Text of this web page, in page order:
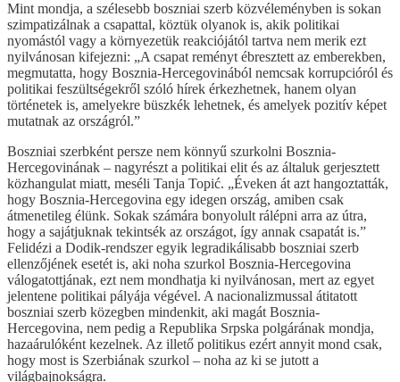
Mint mondja, a szélesebb boszniai szerb közvéleményben is sokan
szimpatizálnak a csapattal, köztük olyanok is, akik politikai
nyomástól vagy a környezetük reakciójától tartva nem merik ezt
nyilvánosan kifejezni: „A csapat reményt ébresztett az emberekben,
megmutatta, hogy Bosznia-Hercegovinából nemcsak korrupcióról és
politikai feszültségekről szóló hírek érkezhetnek, hanem olyan
történetek is, amelyekre büszkék lehetnek, és amelyek pozitív képet
mutatnak az országról.”
Boszniai szerbként persze nem könnyű szurkolni Bosznia-
Hercegovinának – nagyrészt a politikai elit és az általuk gerjesztett
közhangulat miatt, meséli Tanja Topić. „Éveken át azt hangoztatták,
hogy Bosznia-Hercegovina egy idegen ország, amiben csak
átmenetileg élünk. Sokak számára bonyolult rálépni arra az útra,
hogy a sajátjuknak tekintsék az országot, így annak csapatát is.”
Felidézi a Dodik-rendszer egyik legradikálisabb boszniai szerb
ellenzőjének esetét is, aki noha szurkol Bosznia-Hercegovina
válogatottjának, ezt nem mondhatja ki nyilvánosan, mert az egyet
jelentene politikai pályája végével. A nacionalizmussal átitatott
boszniai szerb közegben mindenkit, aki magát Bosznia-
Hercegovina, nem pedig a Republika Srpska polgárának mondja,
hazaárulóként kezelnek. Az illető politikus ezért annyit mond csak,
hogy most is Szerbiának szurkol – noha az ki se jutott a
világbajnokságra.